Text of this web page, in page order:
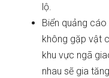
lộ.
Biển quảng
không gặp vật
khu vực ngã
nhau sẽ gia